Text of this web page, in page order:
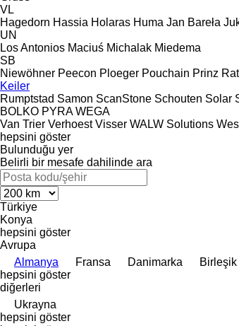
VL
Hagedorn Hassia Holaras Huma Jan Bareła
UN
Los Antonios Maciuś Michalak Miedema
SB
Niewöhner Peecon Ploeger Pouchain Prinz
Keiler
Rumptstad Samon ScanStone Schouten Solar
BOLKO PYRA WEGA
Van Trier Verhoest Visser WALW Solutions
hepsini göster
Bulunduğu yer
Belirli bir mesafe dahilinde ara
Türkiye
Konya
hepsini göster
Avrupa
Almanya
Fransa Danimarka Birleşik
hepsini göster
diğerleri
Ukrayna
hepsini göster